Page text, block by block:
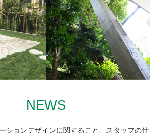
格上げ 共
ージョン
市
緑と太平洋を望む別荘の
斜面に広がるミニマムな
砂庭
NEWS
ションデザインに関すること、スタッフの仕